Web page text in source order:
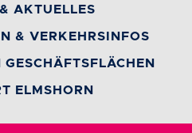
AKTUELLES
& VERKEHRSINFOS
ELMSHORN